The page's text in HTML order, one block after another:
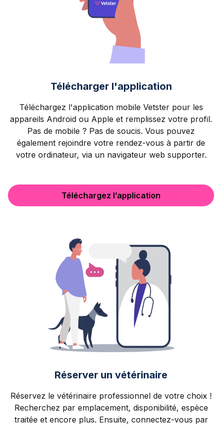
Télécharger l'application
Téléchargez l'application mobile Vetster pour les
appareils Android ou Apple et remplissez votre profil.
Pas de mobile ? Pas de soucis. Vous pouvez
également rejoindre votre rendez-vous à partir de
votre ordinateur, via un navigateur web supporter.
Téléchargez l’application
Réserver un vétérinaire
Réservez le vétérinaire professionnel de votre choix !
Recherchez par emplacement, disponibilité, espèce
traitée et encore plus. Ensuite, connectez-vous par